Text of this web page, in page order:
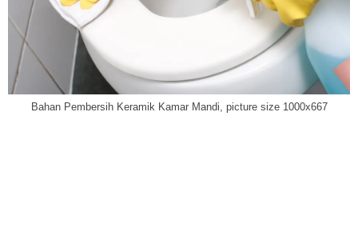
Bahan Pembersih Keramik Kamar Mandi, picture size 1000x667